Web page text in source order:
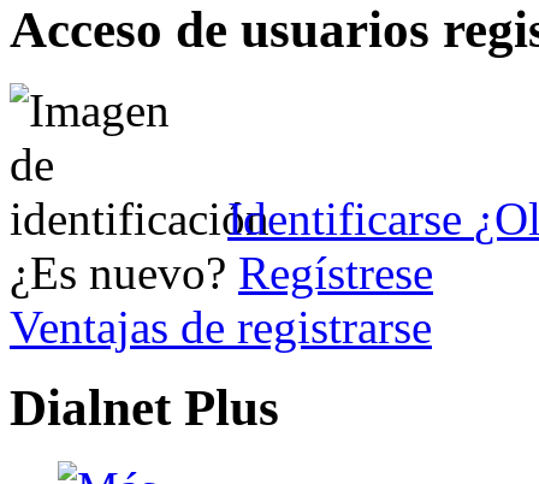
Acceso de usuarios
Identificarse
¿Es nuevo? Regístrese
Ventajas de registrarse
Dialnet Plus